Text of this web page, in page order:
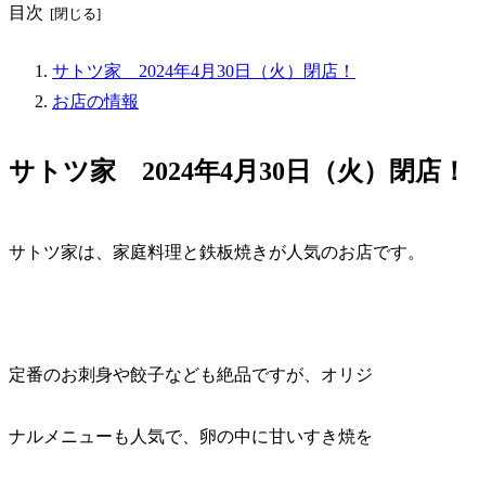
目次
サトツ家 2024年4月30日（火）閉店！
お店の情報
サトツ家 2024年4月30日（火）閉店！
サトツ家は、家庭料理と鉄板焼きが人気のお店です。
定番のお刺身や餃子なども絶品ですが、オリジ
ナルメニューも人気で、卵の中に甘いすき焼を